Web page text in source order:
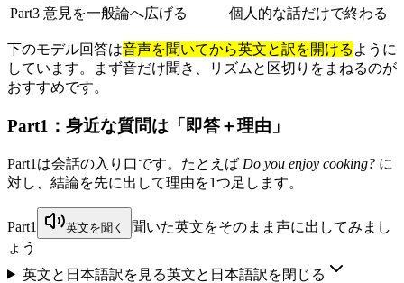
Part3 意見を一般論へ広げる 個人的な話だけで終わる
下のモデル回答は音声を聞いてから英文と訳を開ける ように
しています。まず音だけ聞き、リズムと区切りをまねるのが
おすすめです。
Part1：身近な質問は「即答＋理由」
Part1は会話の入り口です。たとえば Do you enjoy cooking? に
対し、結論を先に出して理由を1つ足します。
Part1 英文を聞く
聞いた英文をそのまま声に出してみまし
ょう
英文と日本語訳を見る英文と日本語訳を閉じる